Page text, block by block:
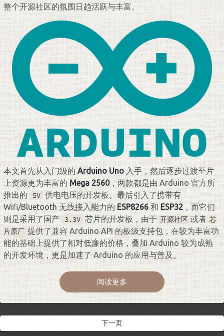
整个开源社区的氛围日趋活跃与丰富。
本文首先从入门级的Arduino Uno入手，然后逐步过渡至片
上资源更为丰富的Mega 2560，两款都是由 Arduino 官方所
推出的 5V 供电电压的开发板。最后引入了携带有
Wifi/Bluetooth 无线接入能力的ESP8266和ESP32 ，而它们
则是采用了国产 3.3V 芯片的开发板，由于 开源社区 或者 芯
片原厂 提供了兼容 Arduino API 的板级支持包，在较为丰富功
能的基础上提供了相对低廉的价格，叠加 Arduino 较为成熟
的开发环境，更是加速了 Arduino 的应用与普及。
阅读更多
下一页